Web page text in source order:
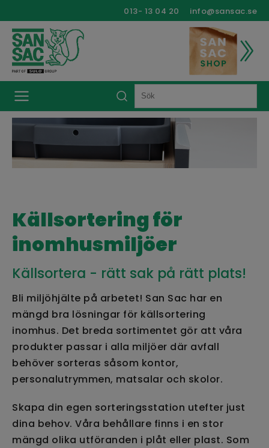
013- 13 04 20 info@sansac.se
Källsortering för
inomhusmiljöer
Källsortera - rätt sak på rätt plats!
Bli miljöhjälte på arbetet! San Sac har en
mängd bra lösningar för källsortering
inomhus. Det breda sortimentet gör att våra
produkter passar i alla miljöer där avfall
behöver sorteras såsom kontor,
personalutrymmen, matsalar och skolor.
Skapa din egen sorteringsstation utefter just
dina behov. Våra behållare finns i en stor
mängd olika utföranden i plåt eller plast. Som